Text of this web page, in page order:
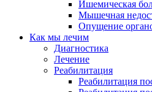
Ишемическая
Мышечная
Опущение
Как мы лечим
Диагностика
Лечение
Реабилитация
Реабилитация